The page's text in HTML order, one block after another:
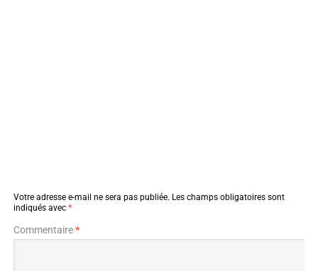
Votre adresse e-mail ne sera pas publiée. Les champs obligatoires sont
indiqués avec *
Commentaire*